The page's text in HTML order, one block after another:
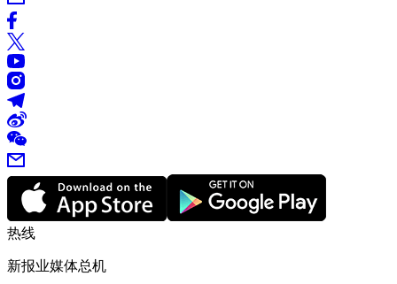
热线
新报业媒体总机